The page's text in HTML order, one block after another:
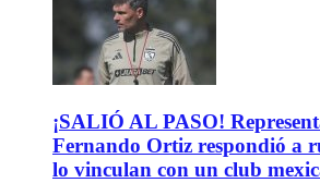
¡SALIÓ AL PASO!
Fernando Ortiz respondió a
lo vinculan con un club